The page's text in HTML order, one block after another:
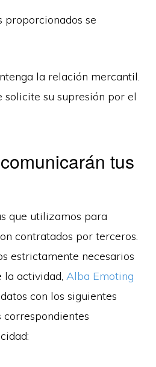
proporcionados se
la relación mercantil.
solicite su supresión por el
tus
que utilizamos para
contratados por terceros.
estrictamente necesarios
actividad, Alba Emoting
con los siguientes
correspondientes